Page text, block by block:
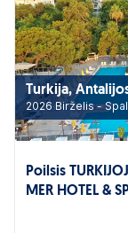
Turkija,
2026 Birželis -
Poilsis
MER HOTEL &